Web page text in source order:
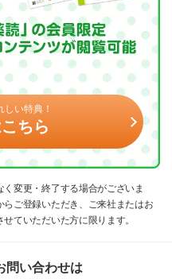
い特典！
ちら
変更・終了する場合がございま
ご登録いただき、ご来社またはお
ていただいた方に限ります。
問い合わせは